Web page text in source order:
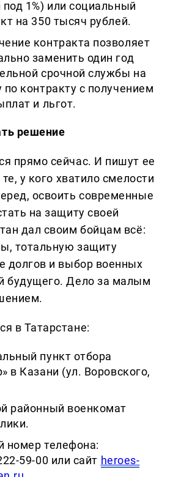
под 1%) или социальный
на 350 тысяч рублей.
контракта позволяет
заменить один год
срочной службы на
по контракту с получением
и льгот.
решение
прямо сейчас. И пишут ее
у кого хватило смелости
освоить современные
на защиту своей
дал своим бойцам всё:
тотальную защиту
долгов и выбор военных
будущего. Дело за малым
в Татарстане:
пункт отбора
в Казани (ул. Воровского,
районный военкомат
номер телефона:
59-00 или сайт heroes-